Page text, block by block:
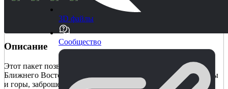
3D файлы
Сообщество
Описание
Этот пакет позволяет создавать традиционные пейзажи
Ближнего Востока — заброшенные деревни, оазисы, долины
и горы, заброшенные военные базы.